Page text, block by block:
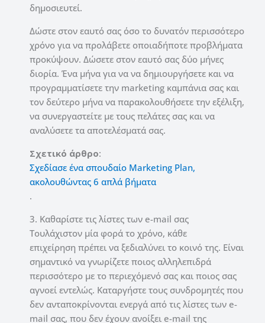
δημοσιευτεί.
Δώστε στον εαυτό σας όσο το δυνατόν περισσότερο
χρόνο για να προλάβετε οποιαδήποτε προβλήματα
προκύψουν. Δώσετε στον εαυτό σας δύο μήνες
διορία. Ένα μήνα για να να δημιουργήσετε και να
προγραμματίσετε την marketing καμπάνια σας και
τον δεύτερο μήνα να παρακολουθήσετε την εξέλιξη,
να συνεργαστείτε με τους πελάτες σας και να
αναλύσετε τα αποτελέσματά σας.
Σχετικό άρθρο:
Σχεδίασε ένα σπουδαίο Marketing Plan,
ακολουθώντας 6 απλά βήματα
.
3. Καθαρίστε τις λίστες των e-mail σας
Τουλάχιστον μία φορά το χρόνο, κάθε
επιχείρηση πρέπει να ξεδιαλύνει το κοινό της. Είναι
σημαντικό να γνωρίζετε ποιος αλληλεπιδρά
περισσότερο με το περιεχόμενό σας και ποιος σας
αγνοεί εντελώς. Καταργήστε τους συνδρομητές που
δεν ανταποκρίνονται ενεργά από τις λίστες των e-
mail σας, που δεν έχουν ανοίξει e-mail της